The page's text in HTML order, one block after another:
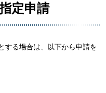
定申請
する場合は、以下から申請を